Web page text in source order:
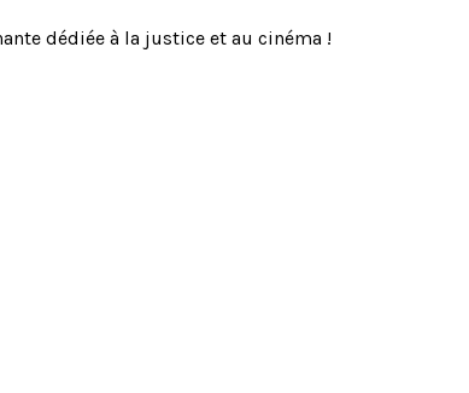
dédiée à la justice et au cinéma !